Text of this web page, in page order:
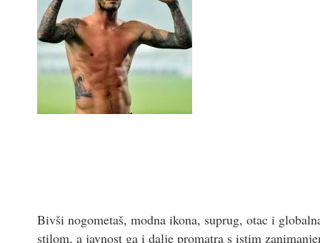
Bivši nogometaš, modna ikona, suprug, otac i
stilom, a javnost ga i dalje promatra s istim